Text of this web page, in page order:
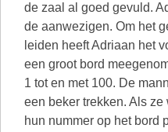
de zaal al goed gevuld.
de aanwezigen. Om het
leiden heeft Adriaan het
een groot bord
1 tot en met 100. De
een beker trekken. Als
hun nummer op het bord